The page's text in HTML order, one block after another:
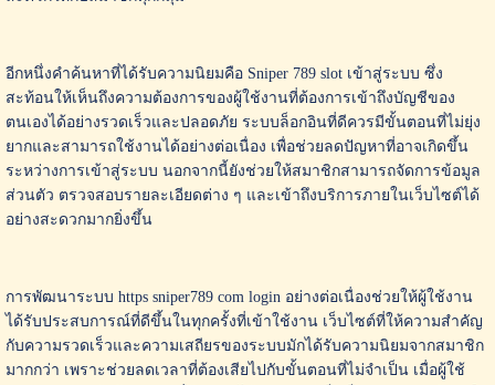
อีกหนึ่งคำค้นหาที่ได้รับความนิยมคือ Sniper 789 slot เข้าสู่ระบบ ซึ่ง
สะท้อนให้เห็นถึงความต้องการของผู้ใช้งานที่ต้องการเข้าถึงบัญชีของ
ตนเองได้อย่างรวดเร็วและปลอดภัย ระบบล็อกอินที่ดีควรมีขั้นตอนที่ไม่ยุ่ง
ยากและสามารถใช้งานได้อย่างต่อเนื่อง เพื่อช่วยลดปัญหาที่อาจเกิดขึ้น
ระหว่างการเข้าสู่ระบบ นอกจากนี้ยังช่วยให้สมาชิกสามารถจัดการข้อมูล
ส่วนตัว ตรวจสอบรายละเอียดต่าง ๆ และเข้าถึงบริการภายในเว็บไซต์ได้
อย่างสะดวกมากยิ่งขึ้น
การพัฒนาระบบ https sniper789 com login อย่างต่อเนื่องช่วยให้ผู้ใช้งาน
ได้รับประสบการณ์ที่ดีขึ้นในทุกครั้งที่เข้าใช้งาน เว็บไซต์ที่ให้ความสำคัญ
กับความรวดเร็วและความเสถียรของระบบมักได้รับความนิยมจากสมาชิก
มากกว่า เพราะช่วยลดเวลาที่ต้องเสียไปกับขั้นตอนที่ไม่จำเป็น เมื่อผู้ใช้